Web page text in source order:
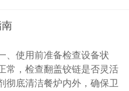
、使用前准备‌检查设备状
常，检查翻盖铰链是否灵活‌
彻底清洁餐炉内外，确保卫